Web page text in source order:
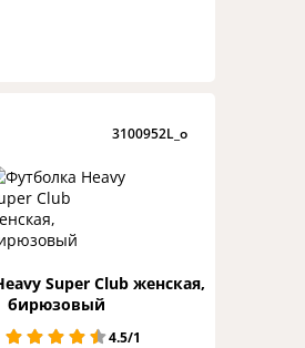
3100952L_o
Super Club женская,
бирюзовый
4.5/1